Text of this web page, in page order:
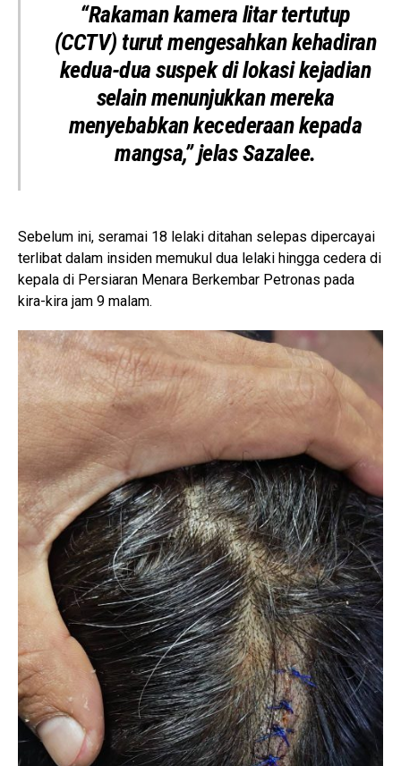
“Rakaman kamera litar tertutup
(CCTV) turut mengesahkan kehadiran
kedua-dua suspek di lokasi kejadian
selain menunjukkan mereka
menyebabkan kecederaan kepada
mangsa,” jelas Sazalee.
Sebelum ini, seramai 18 lelaki ditahan selepas dipercayai
terlibat dalam insiden memukul dua lelaki hingga cedera di
kepala di Persiaran Menara Berkembar Petronas pada
kira-kira jam 9 malam.